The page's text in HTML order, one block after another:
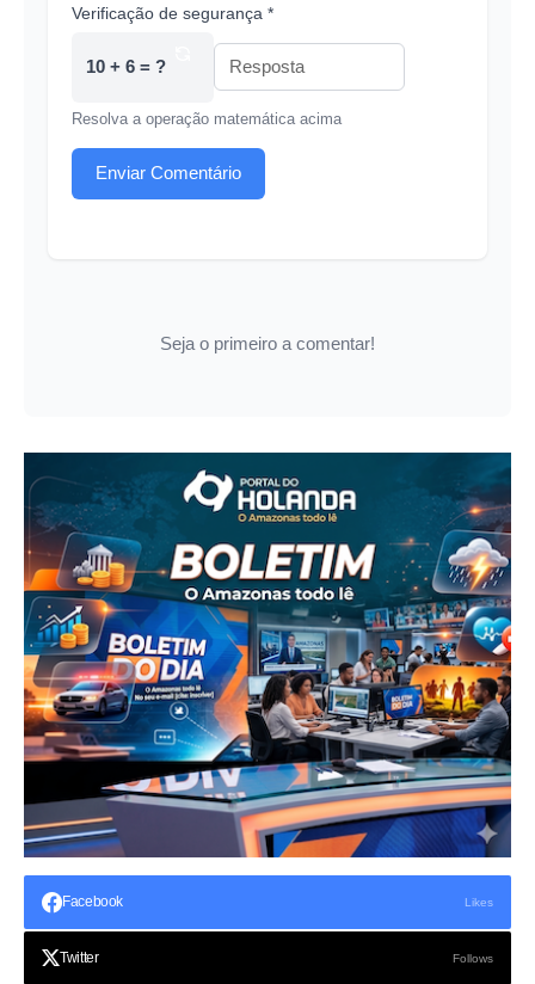
Verificação de segurança *
10 + 6 = ?
Resolva a operação matemática acima
Enviar Comentário
Seja o primeiro a comentar!
Facebook Likes
Twitter Follows